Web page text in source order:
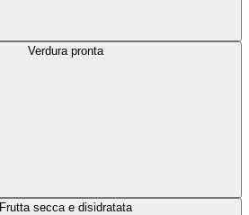
Verdura pronta
Frutta secca e disidratata